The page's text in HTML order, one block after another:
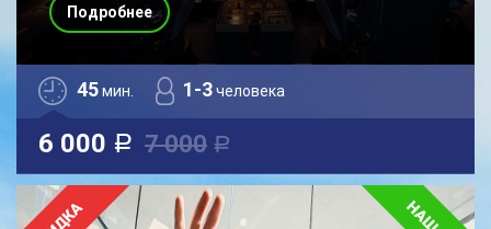
45мин. 1-3человека
6 000 a 7 000 a
Подробнее